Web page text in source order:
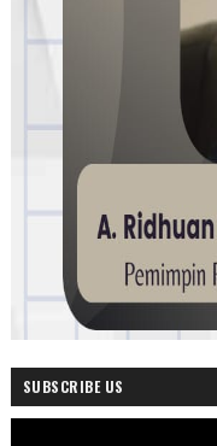
SUBSCRIBE US